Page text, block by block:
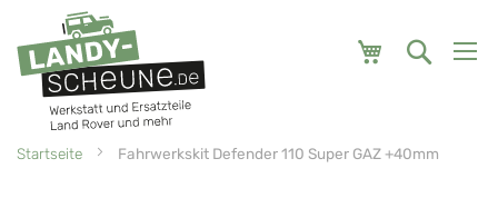
Mein
Startseite Fahrwerkskit Defender 110 Super GAZ +40mm